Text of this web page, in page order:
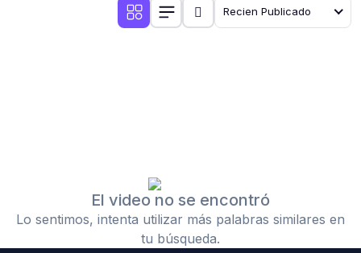
Recien Publicado
El video no se encontró
Lo sentimos, intenta utilizar más palabras similares en
tu búsqueda.